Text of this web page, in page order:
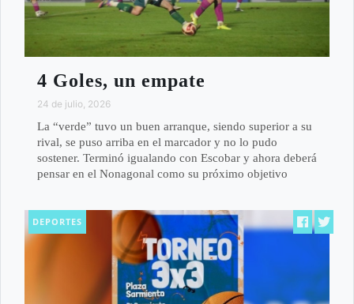
4 Goles, un empate
24 de julio, 2026
La “verde” tuvo un buen arranque, siendo superior a su
rival, se puso arriba en el marcador y no lo pudo
sostener. Terminó igualando con Escobar y ahora deberá
pensar en el Nonagonal como su próximo objetivo
DEPORTES